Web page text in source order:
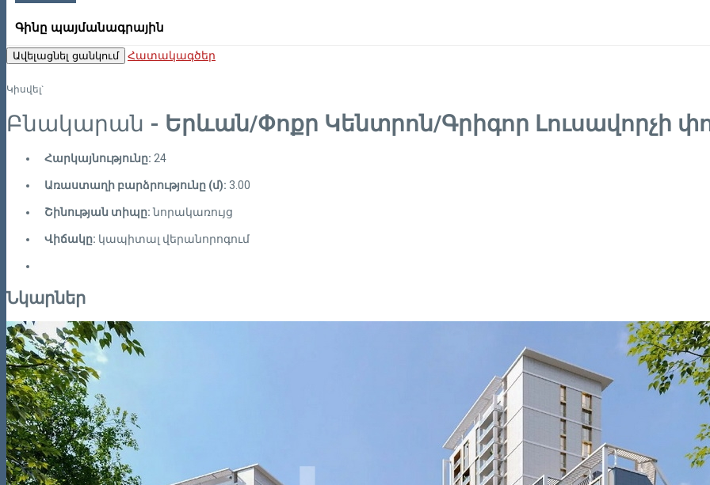
Գինը պայմանագրային
Ավելացնել ցանկում Հատակագծեր
Կիսվել`
Բնակարան - Երևան/Փոքր Կենտրոն/Գրիգոր Լուսավորչի
Հարկայնությունը: 24
Առաստաղի բարձրությունը (մ): 3.00
Շինության տիպը:նորակառույց
Վիճակը: կապիտալ վերանորոգում
Նկարներ